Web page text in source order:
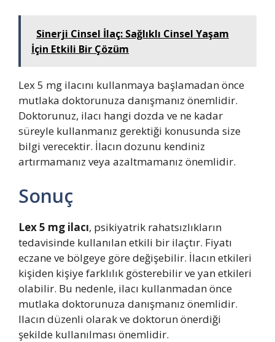
Sinerji Cinsel İlaç: Sağlıklı Cinsel Yaşam
İçin Etkili Bir Çözüm
Lex 5 mg ilacını kullanmaya başlamadan önce
mutlaka doktorunuza danışmanız önemlidir.
Doktorunuz, ilacı hangi dozda ve ne kadar
süreyle kullanmanız gerektiği konusunda size
bilgi verecektir. İlacın dozunu kendiniz
artırmamanız veya azaltmamanız önemlidir.
Sonuç
Lex 5 mg ilacı, psikiyatrik rahatsızlıkların
tedavisinde kullanılan etkili bir ilaçtır. Fiyatı
eczane ve bölgeye göre değişebilir. İlacın etkileri
kişiden kişiye farklılık gösterebilir ve yan etkileri
olabilir. Bu nedenle, ilacı kullanmadan önce
mutlaka doktorunuza danışmanız önemlidir.
Ilacın düzenli olarak ve doktorun önerdiği
şekilde kullanılması önemlidir.